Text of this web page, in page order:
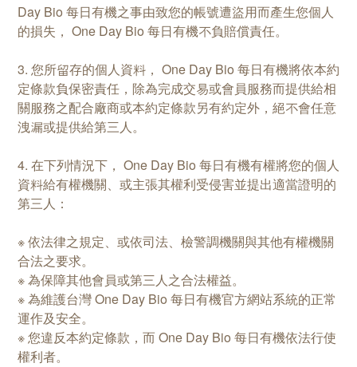
Day Bio 每日有機之事由致您的帳號遭盜用而產生您個人
的損失， One Day Bio 每日有機不負賠償責任。
3. 您所留存的個人資料， One Day Bio 每日有機將依本約
定條款負保密責任，除為完成交易或會員服務而提供給相
關服務之配合廠商或本約定條款另有約定外，絕不會任意
洩漏或提供給第三人。
4. 在下列情況下， One Day Bio 每日有機有權將您的個人
資料給有權機關、或主張其權利受侵害並提出適當證明的
第三人：
※ 依法律之規定、或依司法、檢警調機關與其他有權機關
合法之要求。
※ 為保障其他會員或第三人之合法權益。
※ 為維護台灣 One Day Bio 每日有機官方網站系統的正常
運作及安全。
※ 您違反本約定條款，而 One Day Bio 每日有機依法行使
權利者。